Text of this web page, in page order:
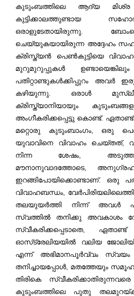
കുടുംബത്തിലെ ആദ്യ
കുട്ടിക്കാലത്തുണ്ടായ
ഒരാളുടേതായിരുന്നു.
ചെയ്യുകയായിരുന്ന അദ്ദേഹം
ക്രിസ്ത്യൻ പെൺകുട്ടിയെ
മുറുമുറുപ്പുകൾ
പതിറ്റാണ്ടുകൾക്കിപ്പുറം അവർ
കഴിയുന്നു. ഒരാൾ
ക്രിസ്ത്യാനിയായും
അംഗീകരിക്കപ്പെട്ടു കൊണ്ട്.
മറ്റൊരു കുടുംബാംഗം, ഒരു
യുവാവിനെ വിവാഹം ചെയ്തത്,
നിന്ന ശേഷം,
മൗനാനുവാദത്തോടെ,
ഇറങ്ങിപോയിക്കൊണ്ടാണ്. ഒരു
വിവാഹബന്ധം,
തലയുയർത്തി നിന്ന് അവള്‍
സ്വത്തില്‍ തനിക്കു അവകാശം
സ്വീകരിക്കപ്പെടാതെ, ഏതാണ്ട്
ഓസ്‌ട്രേലിയയിൽ വലിയ
എന്ന് അഭിമാനപൂർവ്വം സ്വയം
തനിച്ചായപ്പോൾ, മതത്തേയും
തിരികെ
കുടുംബത്തിലെ പുതു